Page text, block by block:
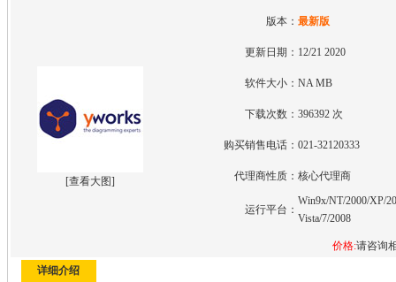
[查看大图]
版本：最新版
更新日期： 12/21 2020
软件大小：NA MB
下载次数：396392 次
购买销售电话：021-32120333
代理商性质：核心代理商
运行平台：
Win9x/NT/2000/XP/
Vista/7/2008
价格:请咨
详细介绍